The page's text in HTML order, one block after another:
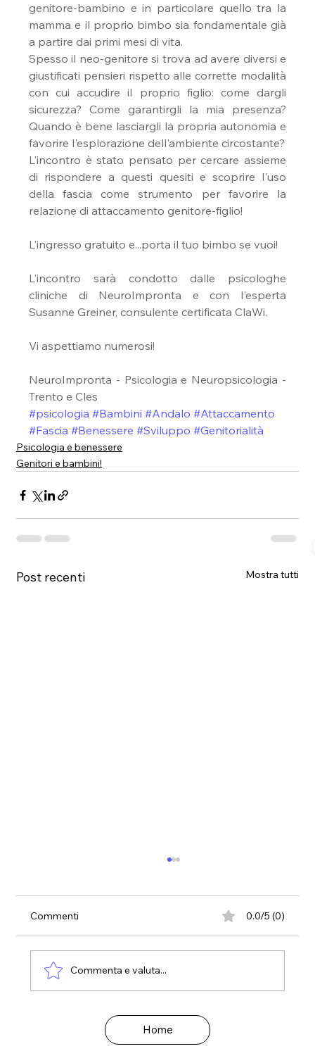
genitore-bambino e in particolare quello tra la
mamma e il proprio bimbo sia fondamentale già
a partire dai primi mesi di vita.
Spesso il neo-genitore si trova ad avere diversi e
giustificati pensieri rispetto alle corrette modalità
con cui accudire il proprio figlio: come dargli
sicurezza? Come garantirgli la mia presenza?
Quando è bene lasciargli la propria autonomia e
favorire l'esplorazione dell'ambiente circostante?
L'incontro è stato pensato per cercare assieme
di rispondere a questi quesiti e scoprire l'uso
della fascia come strumento per favorire la
relazione di attaccamento genitore-figlio!
L'ingresso gratuito e...porta il tuo bimbo se vuoi!
L'incontro sarà condotto dalle psicologhe
cliniche di NeuroImpronta e con l'esperta
Susanne Greiner, consulente certificata ClaWi.
Vi aspettiamo numerosi!
NeuroImpronta - Psicologia e Neuropsicologia -
Trento e Cles
#psicologia #Bambini #Andalo #Attaccamento
#Fascia #Benessere #Sviluppo #Genitorialità
Psicologia e benessere
Genitori e bambini!
Post recenti Mostra tutti
Mindfulness e tecniche di rilassamento
per affrontare lo stress
Commenti 0.0/5 (0)
Commenta e valuta...
Home